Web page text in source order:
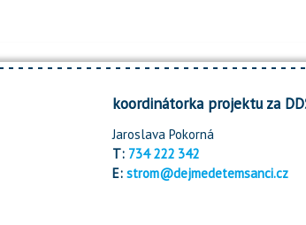
koordinátorka projektu za
Jaroslava Pokorná
T: 734 222 342
E: strom@dejmedetemsanci.cz